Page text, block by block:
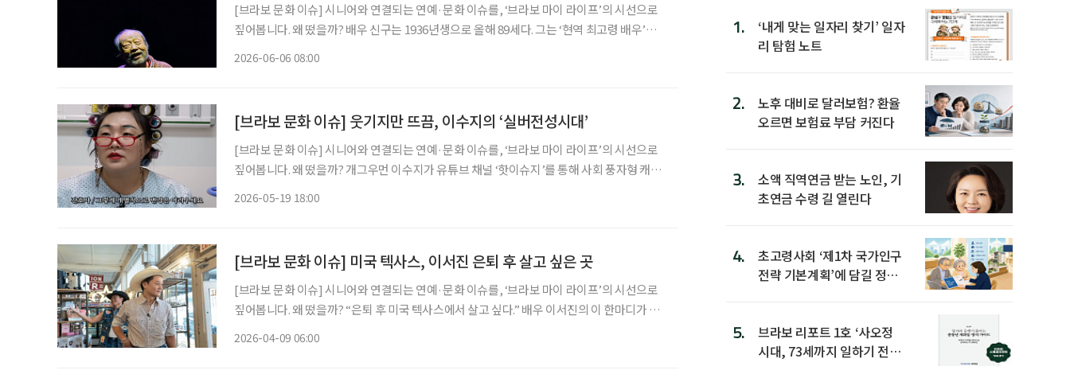
[브라보 문화 이슈] 시니어와 연결되는 연예·문화 이슈를, ‘브라보 마이 라이프’의 시선으로
짚어봅니다. 왜 떴을까? 배우 신구는 1936년생으로 올해 89세다. 그는 ‘현역 최고령 배우’라
2026-06-06 08:00
[브라보 문화 이슈] 웃기지만 뜨끔, 이수지의 ‘실버전성시대’
[브라보 문화 이슈] 시니어와 연결되는 연예·문화 이슈를, ‘브라보 마이 라이프’의 시선으로
짚어봅니다. 왜 떴을까? 개그우먼 이수지가 유튜브 채널 ‘핫이슈지’를 통해 사회 풍자형 캐릭
2026-05-19 18:00
[브라보 문화 이슈] 미국 텍사스, 이서진 은퇴 후 살고 싶은 곳
[브라보 문화 이슈] 시니어와 연결되는 연예·문화 이슈를, ‘브라보 마이 라이프’의 시선으로
짚어봅니다. 왜 떴을까? “은퇴 후 미국 텍사스에서 살고 싶다.” 배우 이서진의 이 한마디가 화
2026-04-09 06:00
1.
‘내게 맞는 일자리 찾기’ 일자
리 탐험 노트
2.
노후 대비로 달러보험? 환율
오르면 보험료 부담 커진다
3.
소액 직역연금 받는 노인, 기
초연금 수령 길 열린다
4.
초고령사회 ‘제1차 국가인구
전략 기본계획’에 담길 정책
5.
브라보 리포트 1호 ‘사오정
시대, 73세까지 일하기 전략’